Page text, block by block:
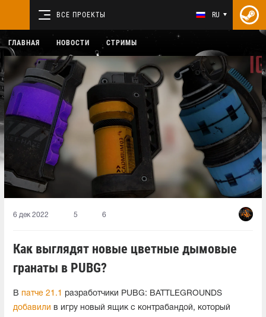
ВСЕ ПРОЕКТЫ RU
ГЛАВНАЯ НОВОСТИ СТРИМЫ
6 дек 2022 5 6
Как выглядят новые цветные дымовые
гранаты в PUBG?
В патче 21.1
разработчики PUBG: BATTLEGROUNDS
добавили в игру новый ящик с контрабандой, который